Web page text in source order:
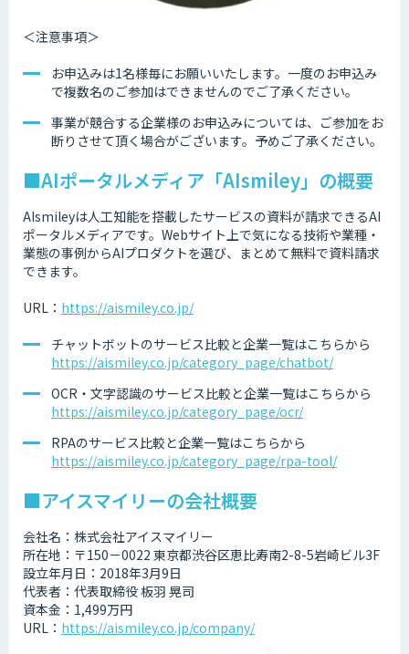
＜注意事項＞
お申込みは1名様毎にお願いいたします。一度のお申込み
で複数名のご参加はできませんのでご了承ください。
事業が競合する企業様のお申込みについては、ご参加をお
断りさせて頂く場合がございます。予めご了承ください。
■AIポータルメディア「AIsmiley」の概要
AIsmileyは人工知能を搭載したサービスの資料が請求できるAI
ポータルメディアです。Webサイト上で気になる技術や業種・
業態の事例からAIプロダクトを選び、まとめて無料で資料請求
できます。
URL： https://aismiley.co.jp/
チャットボットのサービス比較と企業一覧はこちらから
https://aismiley.co.jp/category_page/chatbot/
OCR・文字認識のサービス比較と企業一覧はこちらから
https://aismiley.co.jp/category_page/ocr/
RPAのサービス比較と企業一覧はこちらから
https://aismiley.co.jp/category_page/rpa-tool/
■アイスマイリーの会社概要
会社名：株式会社アイスマイリー
所在地：〒150－0022 東京都渋谷区恵比寿南2-8-5岩崎ビル3F
設立年月日：2018年3月9日
代表者：代表取締役 板羽 晃司
資本金：1,499万円
URL： https://aismiley.co.jp/company/